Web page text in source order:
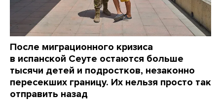
После миграционного кризиса
в испанской Сеуте остаются больше
тысячи детей и подростков, незаконно
пересекших границу. Их нельзя просто так
отправить назад